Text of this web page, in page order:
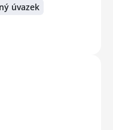
úvazek